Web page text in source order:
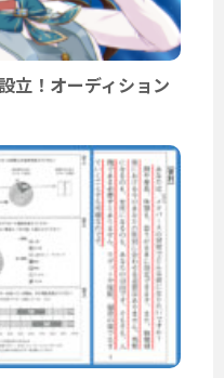
立！オーディション